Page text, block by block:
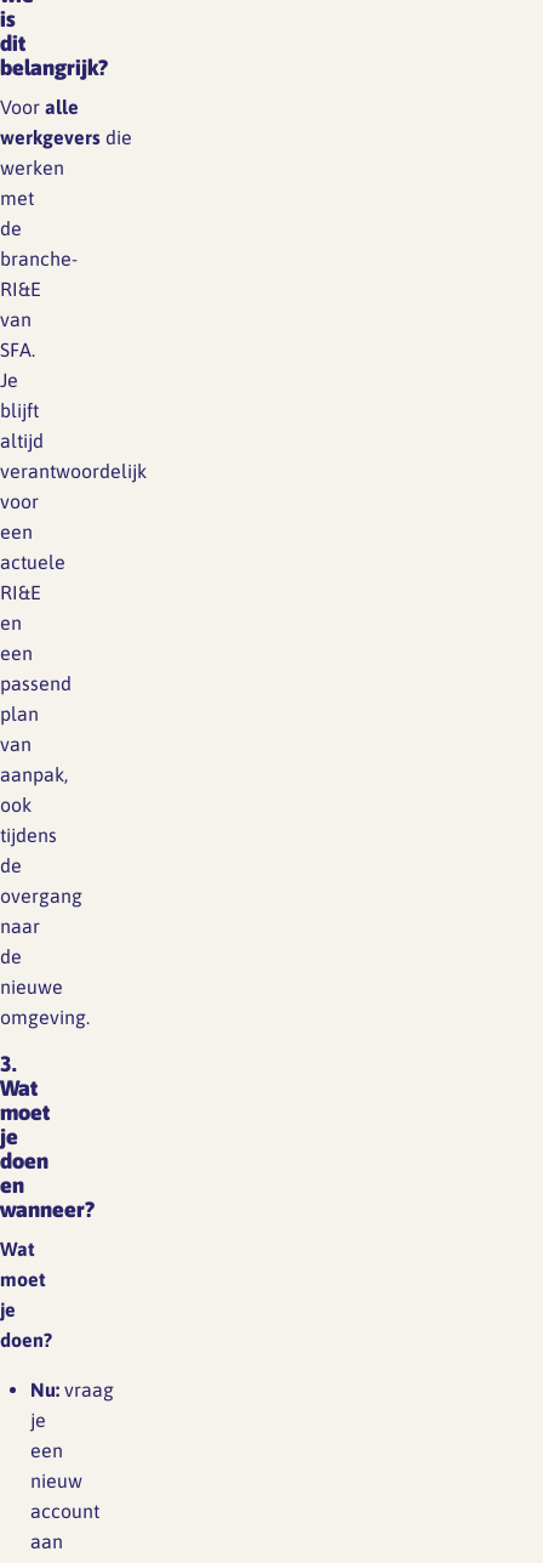
is
dit
belangrijk?
Voor alle
werkgevers die
werken
met
de
branche-
RI&E
van
SFA.
Je
blijft
altijd
verantwoordelijk
voor
een
actuele
RI&E
en
een
passend
plan
van
aanpak,
ook
tijdens
de
overgang
naar
de
nieuwe
omgeving.
3.
Wat
moet
je
doen
en
wanneer?
Wat
moet
je
doen?
Nu: vraag
je
een
nieuw
account
aan